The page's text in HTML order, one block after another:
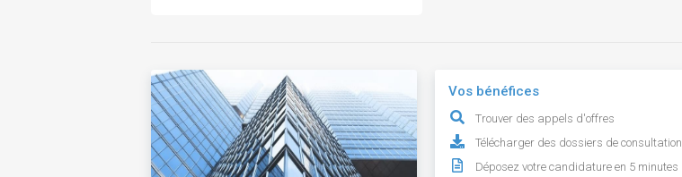
Vos bénéfices
Trouver des appels d'offres
Télécharger des dossiers de consultation
Déposez votre candidature en 5 minutes